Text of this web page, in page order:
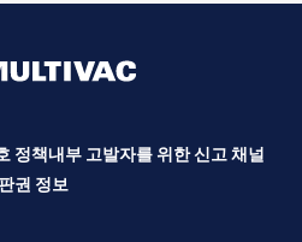
정책내부 고발자를 위한 신고 채널
판권 정보